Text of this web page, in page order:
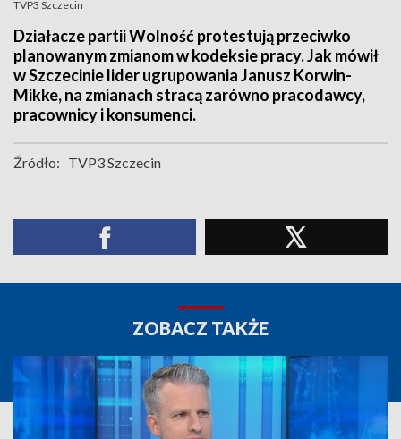
TVP3 Szczecin
Działacze partii Wolność protestują przeciwko
planowanym zmianom w kodeksie pracy. Jak mówił
w Szczecinie lider ugrupowania Janusz Korwin-
Mikke, na zmianach stracą zarówno pracodawcy,
pracownicy i konsumenci.
Źródło: TVP3 Szczecin
ZOBACZ TAKŻE